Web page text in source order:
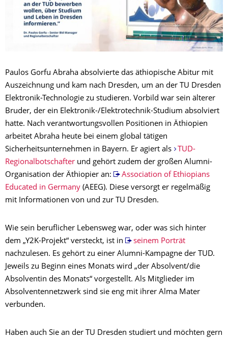
Paulos Gorfu Abraha absolvierte das äthiopische Abitur mit
Auszeichnung und kam nach Dresden, um an der TU Dresden
Elektronik-Technologie zu studieren. Vorbild war sein älterer
Bruder, der ein Elektronik-/Elektrotechnik-Studium absolviert
hatte. Nach verantwortungsvollen Positionen in Äthiopien
arbeitet Abraha heute bei einem global tätigen
Sicherheitsunternehmen in Bayern. Er agiert als
TUD-
Regionalbotschafter und gehört zudem der großen Alumni-
Organisation der Äthiopier an:
Association of Ethiopians
Educated in Germany (AEEG). Diese versorgt er regelmäßig
mit Informationen von und zur TU Dresden.
Wie sein beruflicher Lebensweg war, oder was sich hinter
dem „Y2K-Projekt“ versteckt, ist in
seinem Porträt
nachzulesen. Es gehört zu einer Alumni-Kampagne der TUD.
Jeweils zu Beginn eines Monats wird „der Absolvent/die
Absolventin des Monats“ vorgestellt. Als Mitglieder im
Absolventennetzwerk sind sie eng mit ihrer Alma Mater
verbunden.
Haben auch Sie an der TU Dresden studiert und möchten gern